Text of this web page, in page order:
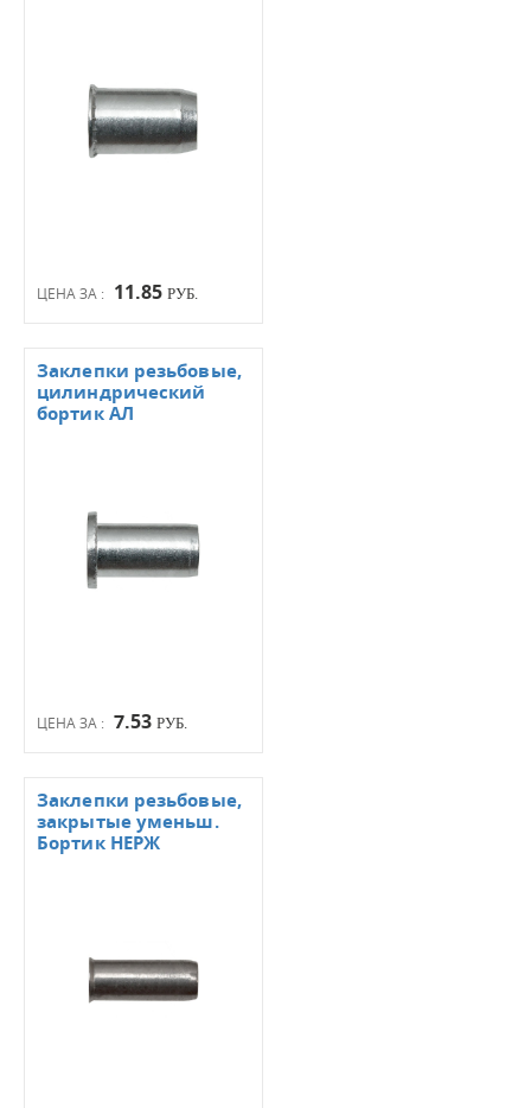
ЦЕНА ЗА : 11.85 РУБ.
ЦЕНА ЗА : 7.53 РУБ.
Заклепки резьбовые,
цилиндрический
бортик АЛ
Заклепки резьбовые,
закрытые уменьш.
Бортик НЕРЖ